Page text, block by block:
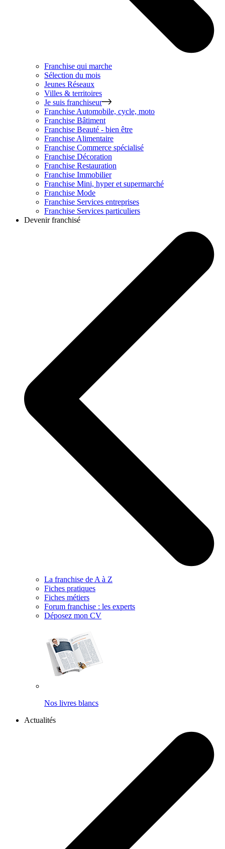
Franchise qui marche
Sélection du mois
Jeunes Réseaux
Villes & territoires
Je suis franchiseur
Franchise Automobile, cycle, moto
Franchise Bâtiment
Franchise Beauté - bien être
Franchise Alimentaire
Franchise Commerce spécialisé
Franchise Décoration
Franchise Restauration
Franchise Immobilier
Franchise Mini, hyper et supermarché
Franchise Mode
Franchise Services entreprises
Franchise Services particuliers
Devenir franchisé
La franchise de A à Z
Fiches pratiques
Fiches métiers
Forum franchise : les experts
Déposez mon CV
Nos livres blancs
Actualités